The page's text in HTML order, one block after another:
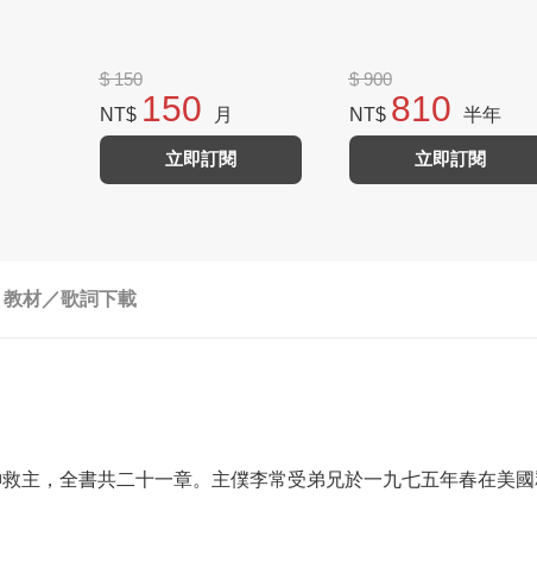
$ 150
NT$ 150 月
立即訂閱
$ 900
NT$ 810 半年
立即訂閱
教材／歌詞下載
主，全書共二十一章。主僕李常受弟兄於一九七五年春在美